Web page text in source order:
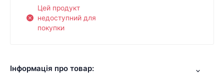
Цей продукт
недоступний для
покупки
Інформація про товар: